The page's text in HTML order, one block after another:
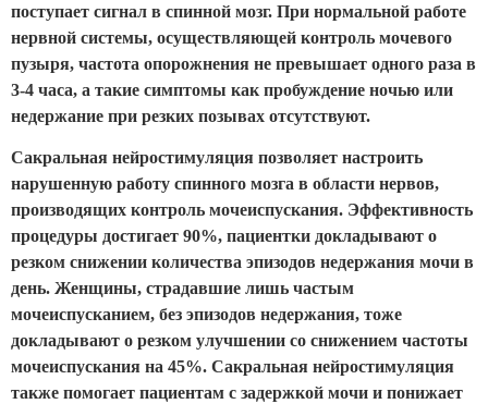
поступает сигнал в спинной мозг. При нормальной работе
нервной системы, осуществляющей контроль мочевого
пузыря, частота опорожнения не превышает одного раза в
3-4 часа, а такие симптомы как пробуждение ночью или
недержание при резких позывах отсутствуют.
Сакральная нейростимуляция позволяет настроить
нарушенную работу спинного мозга в области нервов,
производящих контроль мочеиспускания. Эффективность
процедуры достигает 90%, пациентки докладывают о
резком снижении количества эпизодов недержания мочи в
день. Женщины, страдавшие лишь частым
мочеиспусканием, без эпизодов недержания, тоже
докладывают о резком улучшении со снижением частоты
мочеиспускания на 45%. Сакральная нейростимуляция
также помогает пациентам с задержкой мочи и понижает